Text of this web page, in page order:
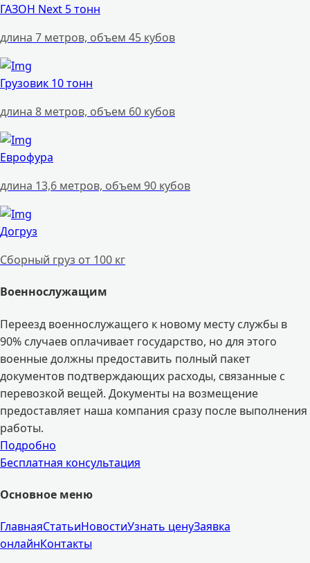
ГАЗОН Next 5 тонн
длина 7 метров, объем 45 кубов
Грузовик 10 тонн
длина 8 метров, объем 60 кубов
Еврофура
длина 13,6 метров, объем 90 кубов
Догруз
Сборный груз от 100 кг
Военнослужащим
Переезд военнослужащего к новому месту службы в
90% случаев оплачивает государство, но для этого
военные должны предоставить полный пакет
документов подтверждающих расходы, связанные с
перевозкой вещей. Документы на возмещение
предоставляет наша компания сразу после выполнения
работы.
Подробно
Бесплатная консультация
Основное меню
ГлавнаяСтатьиНовостиУзнать ценуЗаявка
онлайнКонтакты